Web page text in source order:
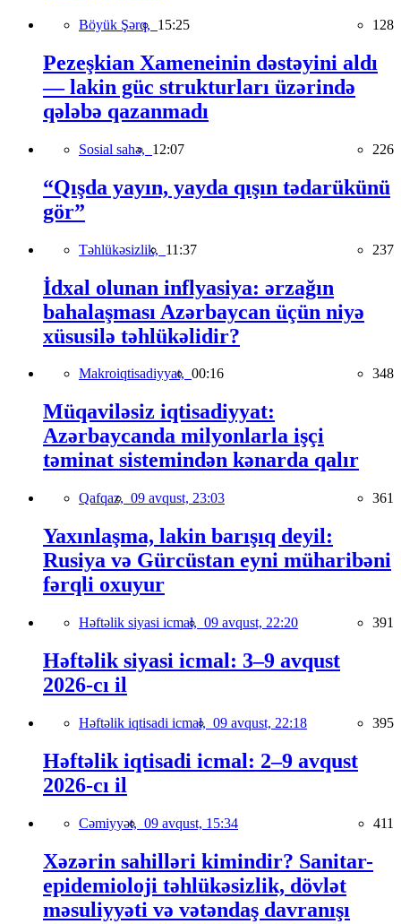
Böyük Şərq, 15:25 128
Pezeşkian Xameneinin dəstəyini aldı
— lakin güc strukturları üzərində
qələbə qazanmadı
Sosial sahə, 12:07 226
“Qışda yayın, yayda qışın tədarükünü
gör”
Təhlükəsizlik, 11:37 237
İdxal olunan inflyasiya: ərzağın
bahalaşması Azərbaycan üçün niyə
xüsusilə təhlükəlidir?
Makroiqtisadiyyat, 00:16 348
Müqaviləsiz iqtisadiyyat:
Azərbaycanda milyonlarla işçi
təminat sistemindən kənarda qalır
Qafqaz, 09 avqust, 23:03 361
Yaxınlaşma, lakin barışıq deyil:
Rusiya və Gürcüstan eyni müharibəni
fərqli oxuyur
Həftəlik siyasi icmal, 09 avqust, 22:20 391
Həftəlik siyasi icmal: 3–9 avqust
2026-cı il
Həftəlik iqtisadi icmal, 09 avqust, 22:18 395
Həftəlik iqtisadi icmal: 2–9 avqust
2026-cı il
Cəmiyyət, 09 avqust, 15:34 411
Xəzərin sahilləri kimindir? Sanitar-
epidemioloji təhlükəsizlik, dövlət
məsuliyyəti və vətəndaş davranışı